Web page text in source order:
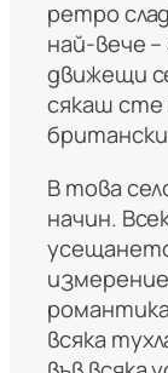
ретро
най-вече
движещи
сякаш сте
В това
начин.
всяка